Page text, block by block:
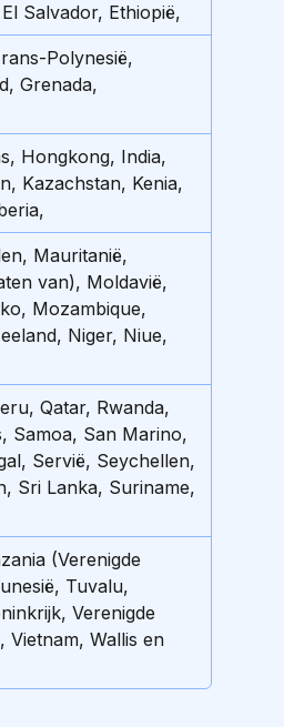
Salvador, Ethiopië,
Polynesië,
Grenada,
Hongkong, India,
Kazachstan, Kenia,
Mauritanië,
van), Moldavië,
Mozambique,
Niger, Niue,
Qatar, Rwanda,
Samoa, San Marino,
Servië, Seychellen,
Sri Lanka, Suriname,
(Verenigde
Tuvalu,
Verenigde
Vietnam, Wallis en